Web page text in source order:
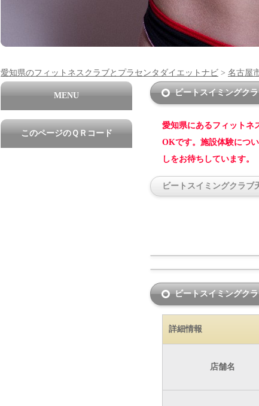
愛知県のフィットネスクラブとプラセンタダイエットナビ > 名古屋
ビートスイミングク
愛知県にあるフィット
OKです。施設体験につ
しをお待ちしています。
ビートスイミングクラブ
ビートスイミングク
詳細情報
店舗名
MENU
このページのＱＲコード